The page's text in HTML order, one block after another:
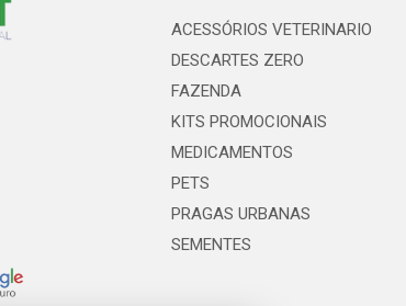
ACESSÓRIOS VETERINARIO
DESCARTES ZERO
FAZENDA
KITS PROMOCIONAIS
MEDICAMENTOS
PETS
PRAGAS URBANAS
SEMENTES